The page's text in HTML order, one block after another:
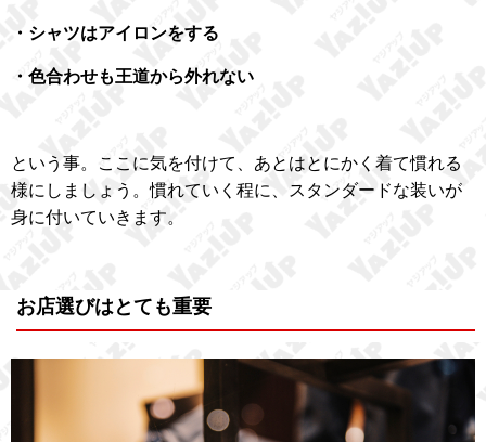
・シャツはアイロンをする
・色合わせも王道から外れない
という事。ここに気を付けて、あとはとにかく着て慣れる
様にしましょう。慣れていく程に、スタンダードな装いが
身に付いていきます。
お店選びはとても重要